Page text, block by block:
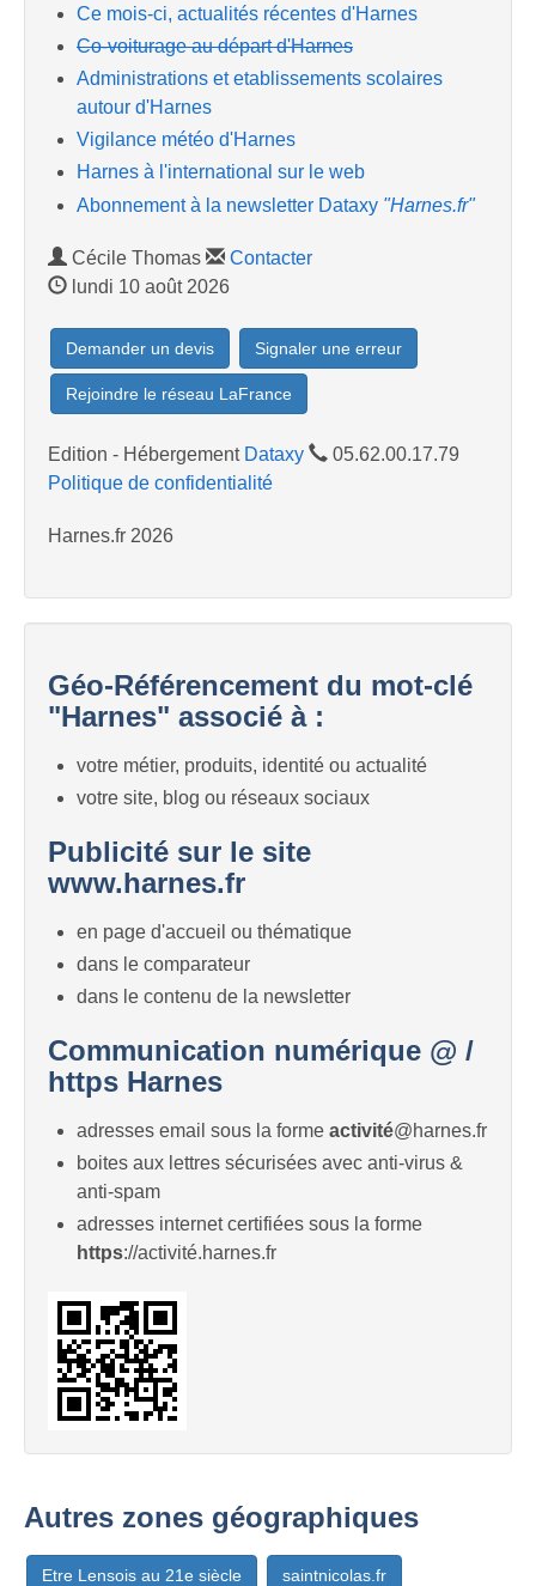
Ce mois-ci, actualités récentes d'Harnes
Co-voiturage au départ d'Harnes
Administrations et etablissements scolaires
autour d'Harnes
Vigilance météo d'Harnes
Harnes à l'international sur le web
Abonnement à la newsletter Dataxy "Harnes.fr"
Cécile Thomas
Contacter
lundi 10 août 2026
Demander un devis Signaler une erreur
Rejoindre le réseau LaFrance
Edition - Hébergement Dataxy
05.62.00.17.79
Politique de confidentialité
Harnes.fr 2026
Géo-Référencement du mot-clé
"Harnes" associé à :
votre métier, produits, identité ou actualité
votre site, blog ou réseaux sociaux
Publicité sur le site
www.harnes.fr
en page d'accueil ou thématique
dans le comparateur
dans le contenu de la newsletter
Communication numérique @ /
https Harnes
adresses email sous la forme activité@harnes.fr
boites aux lettres sécurisées avec anti-virus &
anti-spam
adresses internet certifiées sous la forme
https://activité.harnes.fr
Autres zones géographiques
Etre Lensois au 21e siècle saintnicolas.fr